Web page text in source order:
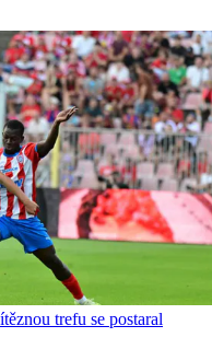
trefu se postaral